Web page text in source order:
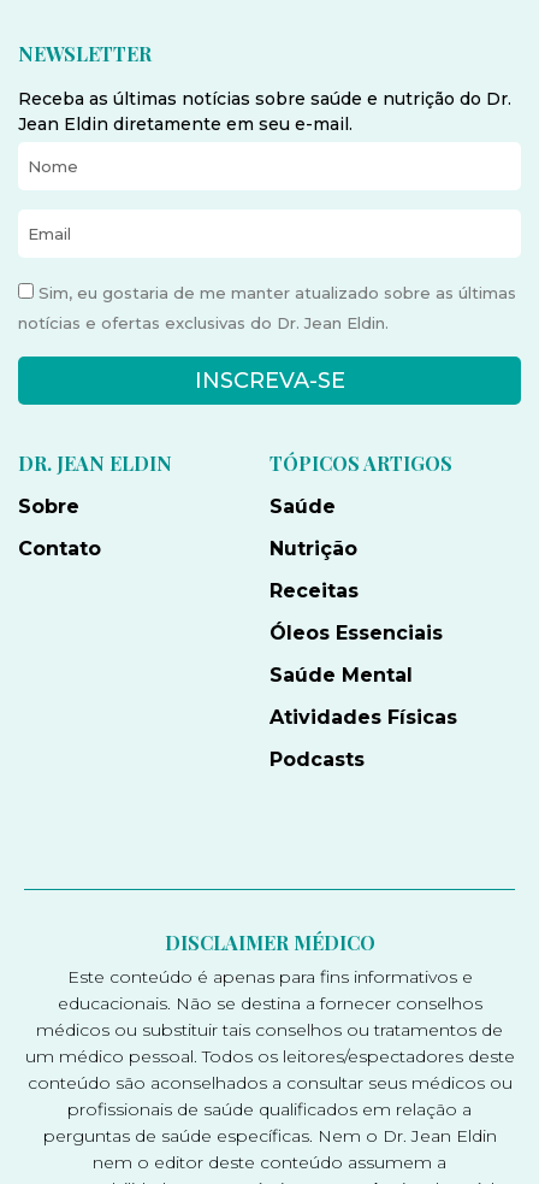
NEWSLETTER
Receba as últimas notícias sobre saúde e nutrição do Dr.
Jean Eldin diretamente em seu e-mail.
Sim, eu gostaria de me manter atualizado sobre as últimas
notícias e ofertas exclusivas do Dr. Jean Eldin.
INSCREVA-SE
DR. JEAN ELDIN
Sobre
Contato
TÓPICOS ARTIGOS
Saúde
Nutrição
Receitas
Óleos Essenciais
Saúde Mental
Atividades Físicas
Podcasts
DISCLAIMER MÉDICO
Este conteúdo é apenas para fins informativos e
educacionais. Não se destina a fornecer conselhos
médicos ou substituir tais conselhos ou tratamentos de
um médico pessoal. Todos os leitores/espectadores deste
conteúdo são aconselhados a consultar seus médicos ou
profissionais de saúde qualificados em relação a
perguntas de saúde específicas. Nem o Dr. Jean Eldin
nem o editor deste conteúdo assumem a